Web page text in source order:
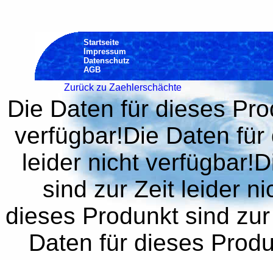
Startseite
Impressum
Datenschutz
AGB
Zurück zu Zaehlerschächte
Die Daten für dieses
verfügbar!Die Daten
leider nicht
sind zur Zeit leider
dieses Produnkt sind
Daten für dieses